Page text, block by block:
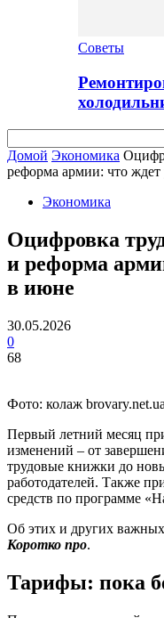
Советы
Домой Экономика
реформа армии: что
Экономика
Оцифровка
и реформа
в июне
30.05.2026
0
68
Фото: колаж brovary.net.ua
Первый летний месяц
изменений – от
трудовые книжки до
работодателей. Также
средств по программе
Об этих и других
Коротко про.
Тарифы: пока